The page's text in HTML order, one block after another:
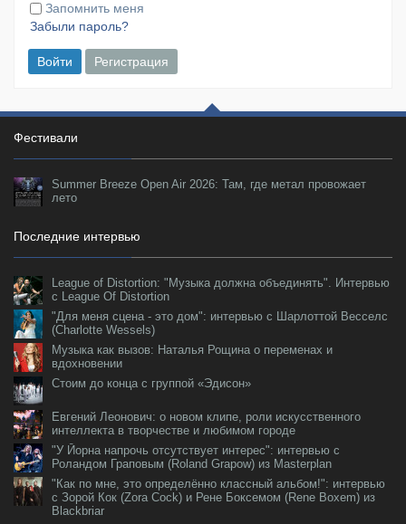
Запомнить меня
Забыли пароль?
Войти Регистрация
Фестивали
Summer Breeze Open Air 2026: Там, где метал провожает
лето
Последние интервью
League of Distortion: "Музыка должна объединять". Интервью
с League Of Distortion
"Для меня сцена - это дом": интервью с Шарлоттой Весселс
(Charlotte Wessels)
Музыка как вызов: Наталья Рощина о переменах и
вдохновении
Стоим до конца с группой «Эдисон»
Евгений Леонович: о новом клипе, роли искусственного
интеллекта в творчестве и любимом городе
"У Йорна напрочь отсутствует интерес": интервью с
Роландом Граповым (Roland Grapow) из Masterplan
"Как по мне, это определённо классный альбом!": интервью
с Зорой Кок (Zora Cock) и Рене Боксемом (Rene Boxem) из
Blackbriar